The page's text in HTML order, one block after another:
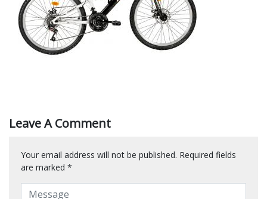
Leave A Comment
Your email address will not be published. Required fields
are marked *